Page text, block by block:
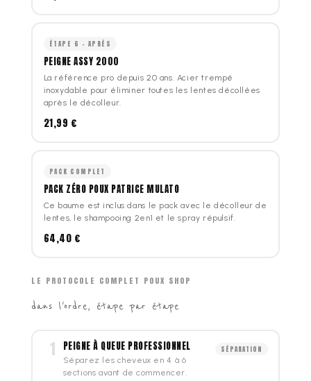
ÉTAPE 6 - APRÈS
PEIGNE ASSY 2000
La référence pro depuis 20 ans. Acier trempé
inoxydable pour éliminer toutes les lentes décollées
après le décolleur.
21,99 €
PACK COMPLET
PACK ZÉRO POUX PATRICE MULATO
Ce baume est inclus dans le pack avec le décolleur de
lentes, le shampooing 2en1 et le spray répulsif.
64,40 €
LE PROTOCOLE COMPLET POUX SHOP
dans l'ordre, étape par étape
1 PEIGNE À QUEUE PROFESSIONNEL
Séparez les cheveux en 4 à 6
sections avant de commencer.
SÉPARATION